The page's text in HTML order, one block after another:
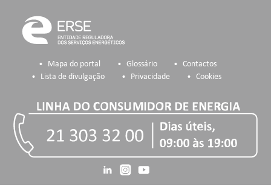
Mapa do portal Glossário
Contactos
Lista de divulgação
Privacidade Cookies